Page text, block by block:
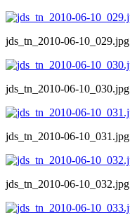
jds_tn_2010-06-10_029.jpg
jds_tn_2010-06-10_030.jpg
jds_tn_2010-06-10_031.jpg
jds_tn_2010-06-10_032.jpg